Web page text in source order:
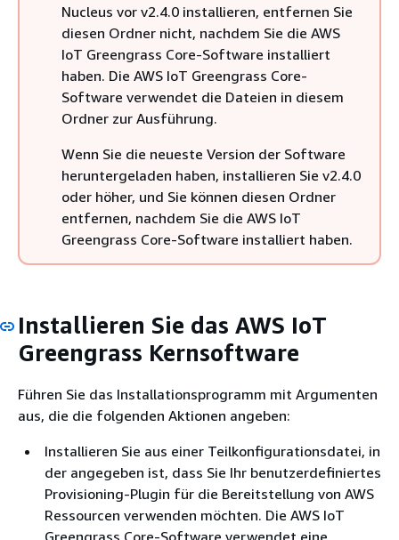
Nucleus vor v2.4.0 installieren, entfernen Sie
diesen Ordner nicht, nachdem Sie die AWS
IoT Greengrass Core-Software installiert
haben. Die AWS IoT Greengrass Core-
Software verwendet die Dateien in diesem
Ordner zur Ausführung.
Wenn Sie die neueste Version der Software
heruntergeladen haben, installieren Sie v2.4.0
oder höher, und Sie können diesen Ordner
entfernen, nachdem Sie die AWS IoT
Greengrass Core-Software installiert haben.
Installieren Sie das AWS IoT
Greengrass Kernsoftware
Führen Sie das Installationsprogramm mit Argumenten
aus, die die folgenden Aktionen angeben:
Installieren Sie aus einer Teilkonfigurationsdatei, in
der angegeben ist, dass Sie Ihr benutzerdefiniertes
Provisioning-Plugin für die Bereitstellung von AWS
Ressourcen verwenden möchten. Die AWS IoT
Greengrass Core-Software verwendet eine